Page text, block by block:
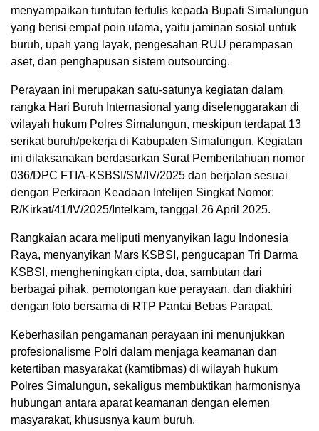
menyampaikan tuntutan tertulis kepada Bupati Simalungun
yang berisi empat poin utama, yaitu jaminan sosial untuk
buruh, upah yang layak, pengesahan RUU perampasan
aset, dan penghapusan sistem outsourcing.
Perayaan ini merupakan satu-satunya kegiatan dalam
rangka Hari Buruh Internasional yang diselenggarakan di
wilayah hukum Polres Simalungun, meskipun terdapat 13
serikat buruh/pekerja di Kabupaten Simalungun. Kegiatan
ini dilaksanakan berdasarkan Surat Pemberitahuan nomor
036/DPC FTIA-KSBSI/SM/IV/2025 dan berjalan sesuai
dengan Perkiraan Keadaan Intelijen Singkat Nomor:
R/Kirkat/41/IV/2025/Intelkam, tanggal 26 April 2025.
Rangkaian acara meliputi menyanyikan lagu Indonesia
Raya, menyanyikan Mars KSBSI, pengucapan Tri Darma
KSBSI, mengheningkan cipta, doa, sambutan dari
berbagai pihak, pemotongan kue perayaan, dan diakhiri
dengan foto bersama di RTP Pantai Bebas Parapat.
Keberhasilan pengamanan perayaan ini menunjukkan
profesionalisme Polri dalam menjaga keamanan dan
ketertiban masyarakat (kamtibmas) di wilayah hukum
Polres Simalungun, sekaligus membuktikan harmonisnya
hubungan antara aparat keamanan dengan elemen
masyarakat, khususnya kaum buruh.